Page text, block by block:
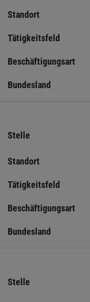
Standort
Tätigkeitsfeld
Beschäftigungsart
Bundesland
Stelle
Standort
Tätigkeitsfeld
Beschäftigungsart
Bundesland
Stelle